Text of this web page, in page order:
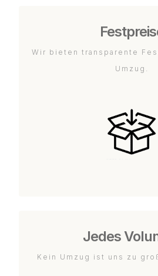
Wir bieten transparente
Umzug.
Jedes
Kein Umzug ist uns zu